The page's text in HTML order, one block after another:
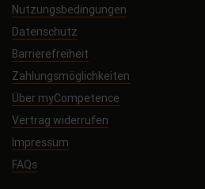
Nutzungsbedingungen
Datenschutz
Barrierefreiheit
Zahlungsmöglichkeiten
Über myCompetence
Vertrag widerrufen
Impressum
FAQs